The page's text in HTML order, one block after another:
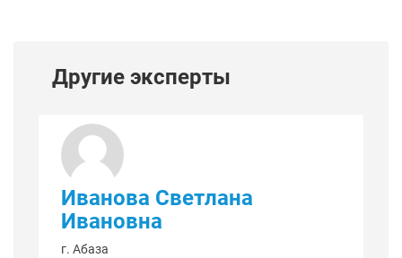
Другие эксперты
Иванова Светлана
Ивановна
г. Абаза